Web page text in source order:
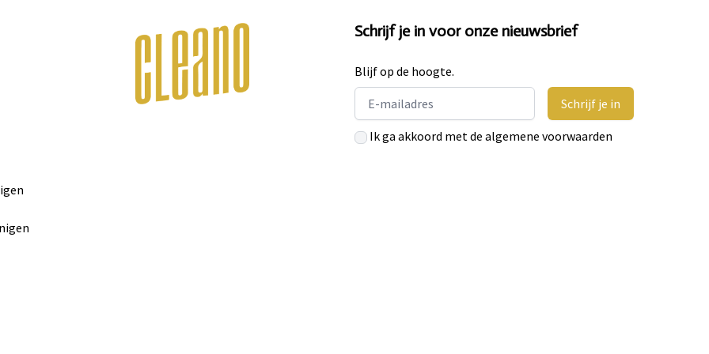
Schrijf je in voor onze nieuwsbrief
Blijf op de hoogte.
Email address
Schrijf je in
Ik ga akkoord met de algemene voorwaarden